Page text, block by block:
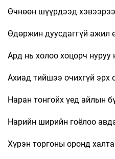
Өчнөөн шүүрдээд
Өдөржин дуусдаггүй ажил
Ард нь холоо хоцорч нуруу
Ахиад тийшээ очихгүй эрх
Наран тонгойх үед айлын
Нарийн ширийн гоёлоо
Хүрэн торгоны оронд